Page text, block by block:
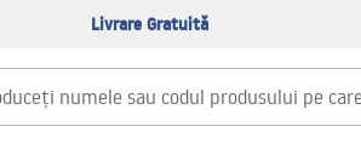
Livrare Gratuită